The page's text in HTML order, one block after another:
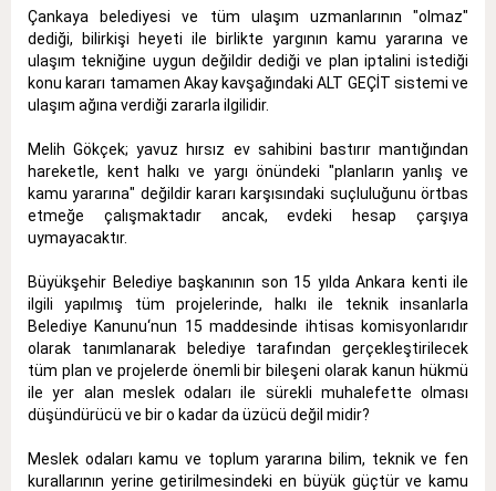
Çankaya belediyesi ve tüm ulaşım uzmanlarının "olmaz"
dediği, bilirkişi heyeti ile birlikte yargının kamu yararına ve
ulaşım tekniğine uygun değildir dediği ve plan iptalini istediği
konu kararı tamamen Akay kavşağındaki ALT GEÇİT sistemi ve
ulaşım ağına verdiği zararla ilgilidir.
Melih Gökçek; yavuz hırsız ev sahibini bastırır mantığından
hareketle, kent halkı ve yargı önündeki "planların yanlış ve
kamu yararına" değildir kararı karşısındaki suçluluğunu örtbas
etmeğe çalışmaktadır ancak, evdeki hesap çarşıya
uymayacaktır.
Büyükşehir Belediye başkanının son 15 yılda Ankara kenti ile
ilgili yapılmış tüm projelerinde, halkı ile teknik insanlarla
Belediye Kanunu‘nun 15 maddesinde ihtisas komisyonlarıdır
olarak tanımlanarak belediye tarafından gerçekleştirilecek
tüm plan ve projelerde önemli bir bileşeni olarak kanun hükmü
ile yer alan meslek odaları ile sürekli muhalefette olması
düşündürücü ve bir o kadar da üzücü değil midir?
Meslek odaları kamu ve toplum yararına bilim, teknik ve fen
kurallarının yerine getirilmesindeki en büyük güçtür ve kamu